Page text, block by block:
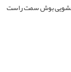
بوش سمت راست